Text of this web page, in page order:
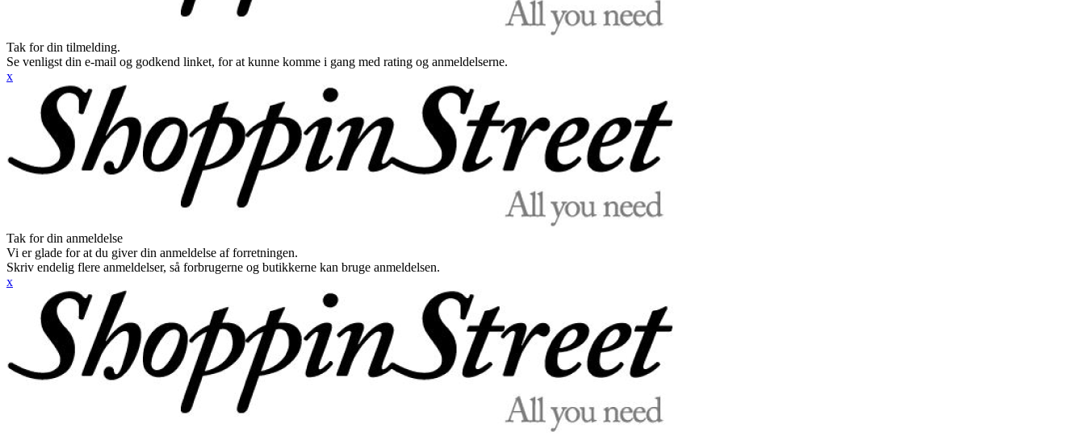
Tak for din tilmelding.
Se venligst din e-mail og godkend linket, for at kunne komme i gang med rating og anmeldelserne.
x
Tak for din anmeldelse
Vi er glade for at du giver din anmeldelse af forretningen.
Skriv endelig flere anmeldelser, så forbrugerne og butikkerne kan bruge anmeldelsen.
x